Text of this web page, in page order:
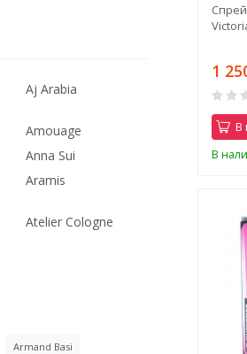
1
В
В
Aj Arabia
Amouage
Anna Sui
Aramis
Atelier Cologne
Armand Basi